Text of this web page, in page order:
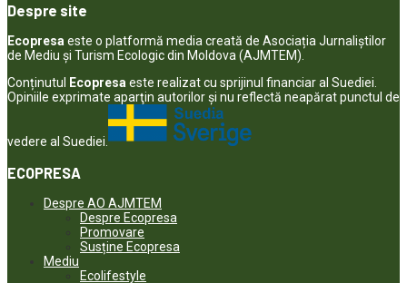
Despre site
Ecopresa este o platformă media creată de Asociația Jurnaliștilor
de Mediu și Turism Ecologic din Moldova (AJMTEM).
Conținutul
Ecopresa este realizat cu sprijinul financiar al Suediei.
Opiniile exprimate aparţin autorilor şi nu reflectă neapărat punctul de
vedere al Suediei.
ECOPRESA
Despre AO AJMTEM
Despre Ecopresa
Promovare
Susține Ecopresa
Mediu
Ecolifestyle